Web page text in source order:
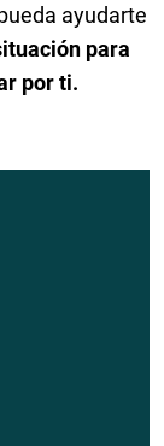
ayudarte
para
por ti.